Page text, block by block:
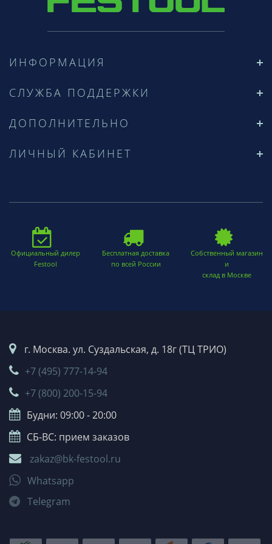
ИНФОРМАЦИЯ
СЛУЖБА ПОДДЕРЖКИ
ДОПОЛНИТЕЛЬНО
ЛИЧНЫЙ КАБИНЕТ
Официальный дилер
Festool
Бесплатная доставка
по всей России
Собственный магазин
и
склад в Москве
г. Москва. ул. Суздальская, д. 18г (ТЦ ТРИО)
+7 (495) 777-14-94
+7 (800) 200-15-94
Будни: 09:00 - 20:00
СБ-ВС: прием заказов
zakaz@bk-festool.ru
Whatsapp
Telegram